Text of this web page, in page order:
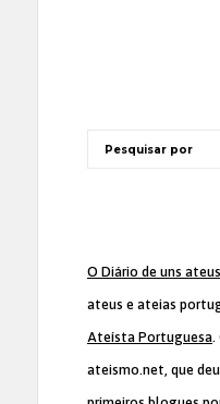
O Diário de uns ateus
ateus e ateias
Ateísta Portuguesa.
ateismo.net, que